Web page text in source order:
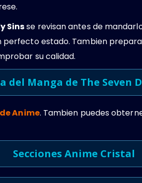
Sinsse revisan antes de
estado. Tambien
su calidad.
Manga de The Seven
Anime. Tambien puedes
Secciones Anime Cristal